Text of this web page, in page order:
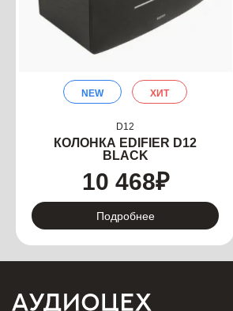
NEW ХИТ
D12
КОЛОНКА EDIFIER D12
BLACK
10 468₽
Подробнее